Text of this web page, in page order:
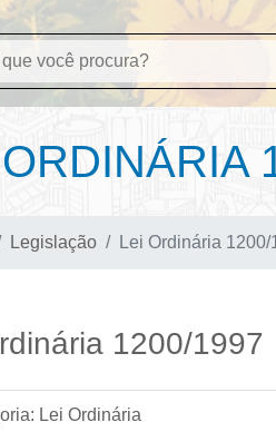
Legislação Lei Ordinária 1200/
1200/1997
Lei Ordinária